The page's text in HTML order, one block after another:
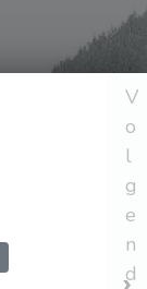
V
o
l
g
e
n
d